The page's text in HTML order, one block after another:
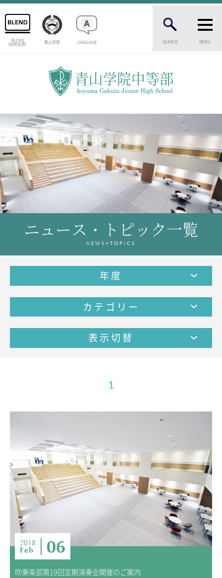
BLEND
（在校生用） 青山学院 LANGUAGE SEARCH MENU
中等部の歴史
特色ある教育
生徒数・教職員数
一貫校の流れ
卒業生インタビュー
校舎情報
メディアライブラリー
教育の特色・紹介
教育課程
教科学習
ADMISSION
入試・入学案内
入試要項
志願者速報
合格者発表
学校説明会
入試結果
入学金・学費等一覧
入試問題
ニュース・トピック一覧
NEWS•TOPICS
年度
カテゴリー
表示切替
1
2018
Feb 06
吹奏楽部第19回定期演奏会開催のご案内